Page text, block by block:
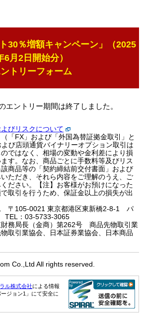
30％増額キャンペーン」（2025
6月2日開始分）
トリーフォーム
エントリー期間は終了しました。
びリスクについて
「FX」および「外国為替証拠金取引」と
び店頭通貨バイナリーオプション取引は
ではなく、相場の変動や金利差により損
す。なお、商品ごとに手数料等及びリス
商品等の「契約締結前交付書面」および
いただき、それら内容をご理解のうえ、ご
ださい。【注】お客様がお預けになった
取引を行うため、保証金以上の損失が出
〒105-0021 東京都港区東新橋2-8-1 パ
TEL：03-5733-3065
務局長（金商）第262号 商品先物取引業
取引業協会、日本証券業協会、日本商品
Co.,Ltd All rights reserved.
ル株式会社による情報
ジョン1」にて安全に